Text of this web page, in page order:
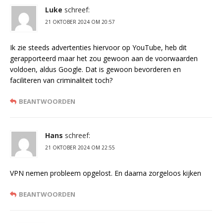
Luke schreef:
21 OKTOBER 2024 OM 20:57
Ik zie steeds advertenties hiervoor op YouTube, heb dit
gerapporteerd maar het zou gewoon aan de voorwaarden
voldoen, aldus Google. Dat is gewoon bevorderen en
faciliteren van criminaliteit toch?
BEANTWOORDEN
Hans schreef:
21 OKTOBER 2024 OM 22:55
VPN nemen probleem opgelost. En daarna zorgeloos kijken
BEANTWOORDEN